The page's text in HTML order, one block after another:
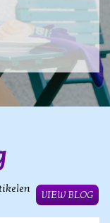
VIEW BLOG